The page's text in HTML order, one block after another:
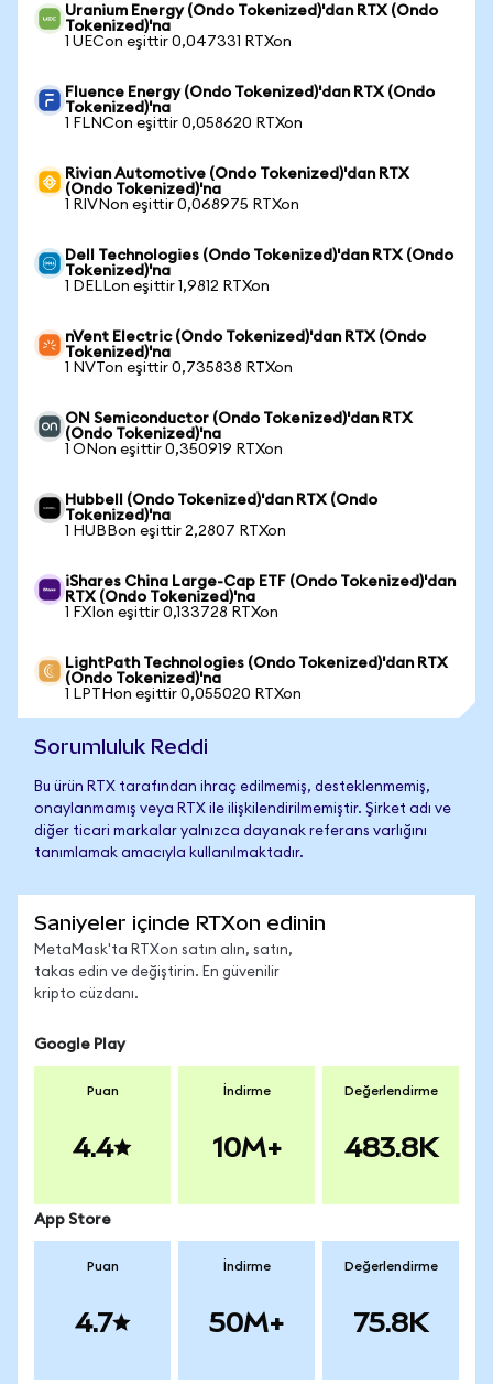
Uranium Energy (Ondo Tokenized)'dan RTX (Ondo
Tokenized)'na
1 UECon eşittir 0,047331 RTXon
Fluence Energy (Ondo Tokenized)'dan RTX (Ondo
Tokenized)'na
1 FLNCon eşittir 0,058620 RTXon
Rivian Automotive (Ondo Tokenized)'dan RTX
(Ondo Tokenized)'na
1 RIVNon eşittir 0,068975 RTXon
Dell Technologies (Ondo Tokenized)'dan RTX (Ondo
Tokenized)'na
1 DELLon eşittir 1,9812 RTXon
nVent Electric (Ondo Tokenized)'dan RTX (Ondo
Tokenized)'na
1 NVTon eşittir 0,735838 RTXon
ON Semiconductor (Ondo Tokenized)'dan RTX
(Ondo Tokenized)'na
1 ONon eşittir 0,350919 RTXon
Hubbell (Ondo Tokenized)'dan RTX (Ondo
Tokenized)'na
1 HUBBon eşittir 2,2807 RTXon
iShares China Large-Cap ETF (Ondo Tokenized)'dan
RTX (Ondo Tokenized)'na
1 FXIon eşittir 0,133728 RTXon
LightPath Technologies (Ondo Tokenized)'dan RTX
(Ondo Tokenized)'na
1 LPTHon eşittir 0,055020 RTXon
Sorumluluk Reddi
Bu ürün RTX tarafından ihraç edilmemiş, desteklenmemiş,
onaylanmamış veya RTX ile ilişkilendirilmemiştir. Şirket adı ve
diğer ticari markalar yalnızca dayanak referans varlığını
tanımlamak amacıyla kullanılmaktadır.
Saniyeler içinde RTXon edinin
MetaMask'ta RTXon satın alın, satın,
takas edin ve değiştirin. En güvenilir
kripto cüzdanı.
Google Play
Puan
4.4
İndirme
10M+
Değerlendirme
483.8K
App Store
Puan
4.7
İndirme
50M+
Değerlendirme
75.8K